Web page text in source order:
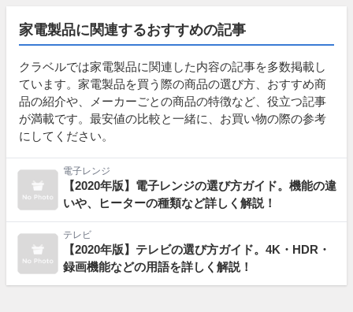
家電製品に関連するおすすめの記事
クラベルでは家電製品に関連した内容の記事を多数掲載し
ています。家電製品を買う際の商品の選び方、おすすめ商
品の紹介や、メーカーごとの商品の特徴など、役立つ記事
が満載です。最安値の比較と一緒に、お買い物の際の参考
にしてください。
電子レンジ
【2020年版】電子レンジの選び方ガイド。機能の違
いや、ヒーターの種類など詳しく解説！
テレビ
【2020年版】テレビの選び方ガイド。4K・HDR・
録画機能などの用語を詳しく解説！